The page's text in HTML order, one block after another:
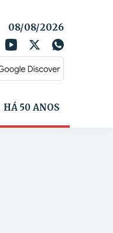
08/08/2026
HÁ 50 ANOS